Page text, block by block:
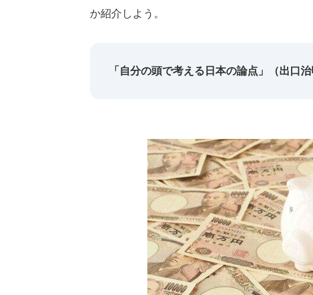
か紹介しよう。
「自分の頭で考える日本の論点」（出口